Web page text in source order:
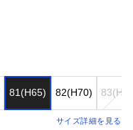
81(H65) 82(H70)
サイズ詳細を見る